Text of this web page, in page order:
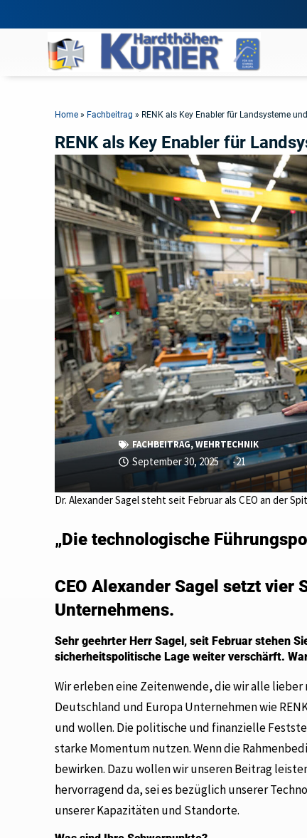
Home » Fachbeitrag » RENK als Key Enabler für Landsysteme
RENK als Key Enabler für
FACHBEITRAG,WEHRTECHNIK
September 30, 2025 -21
Dr. Alexander Sagel steht seit Februar als CEO an der
„Die technologische
CEO Alexander Sagel setzt
Unternehmens.
Sehr geehrter Herr Sagel, seit Februar stehen
sicherheitspolitische Lage weiter verschärft.
Wir erleben eine Zeitenwende, die wir alle
Deutschland und Europa Unternehmen wie
und wollen. Die politische und finanzielle
starke Momentum nutzen. Wenn die
bewirken. Dazu wollen wir unseren Beitrag
hervorragend da, sei es bezüglich unserer
unserer Kapazitäten und Standorte.